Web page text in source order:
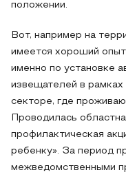
положении.
Вот, например на
имеется хороший опыт
именно по установке
извещателей в
секторе, где
Проводилась
профилактическая
ребенку». За период
межведомственными